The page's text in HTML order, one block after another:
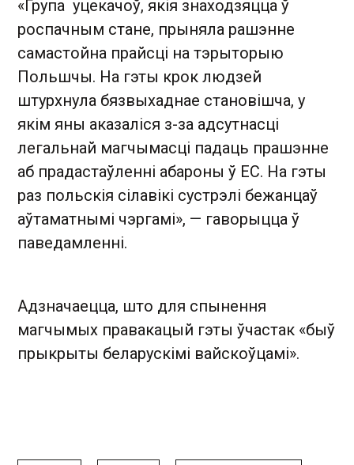
«Група уцекачоў, якія знаходзяцца ў
роспачным стане, прыняла рашэнне
самастойна прайсці на тэрыторыю
Польшчы. На гэты крок людзей
штурхнула бязвыхаднае становішча, у
якім яны аказаліся з-за адсутнасці
легальнай магчымасці падаць прашэнне
аб прадастаўленні абароны ў ЕС. На гэты
раз польскія сілавікі сустрэлі бежанцаў
аўтаматнымі чэргамі», — гаворыцца ў
паведамленні.
Адзначаецца, што для спынення
магчымых правакацый гэты ўчастак «быў
прыкрыты беларускімі вайскоўцамі».